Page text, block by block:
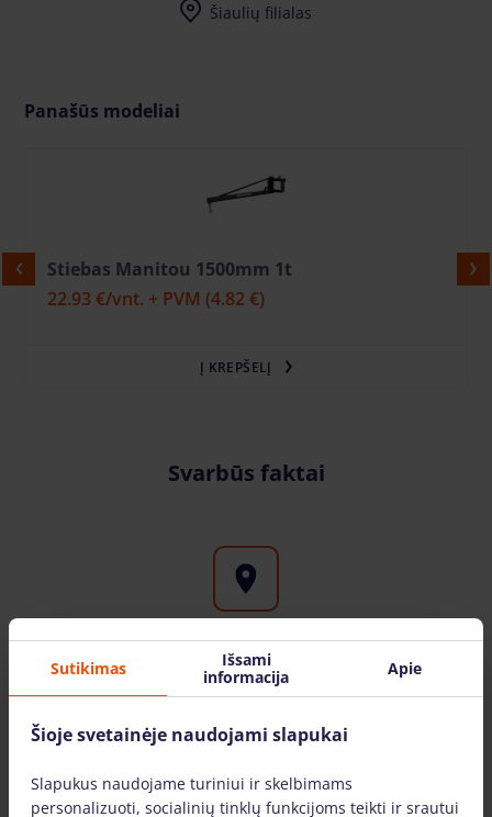
Šiaulių filialas
Panašūs modeliai
Stiebas Manitou 1500mm 1t
22.93 €/vnt. + PVM (4.82 €)
Į KREPŠELĮ
Svarbūs faktai
Aukštuminės įrangos nuoma visoje Lietuvoje
Bokštelis.lt filialus galite rasite didžiuosiuose
Lietuvos miestuose: Vilniuje, Kaune, Klaipėdoje,
Šiauliuose, Mažeikiuose. Įrangą pristatome visoje
Lietuvoje.
Sutikimas
Išsami
informacija
Apie
Šioje svetainėje naudojami slapukai
Slapukus naudojame turiniui ir skelbimams
personalizuoti, socialinių tinklų funkcijoms teikti ir srautui